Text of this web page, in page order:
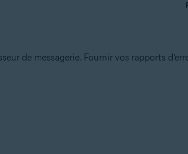
de messagerie. Fournir vos rapports